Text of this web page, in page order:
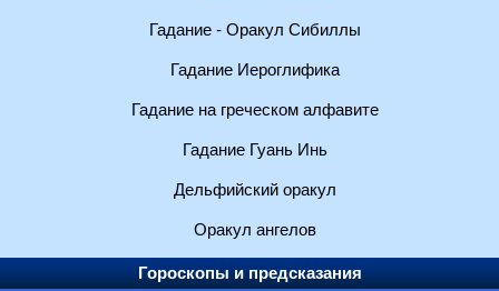
Гадание - Оракул Сибиллы
Гадание Иероглифика
Гадание на греческом алфавите
Гадание Гуань Инь
Дельфийский оракул
Оракул ангелов
Гороскопы и предсказания